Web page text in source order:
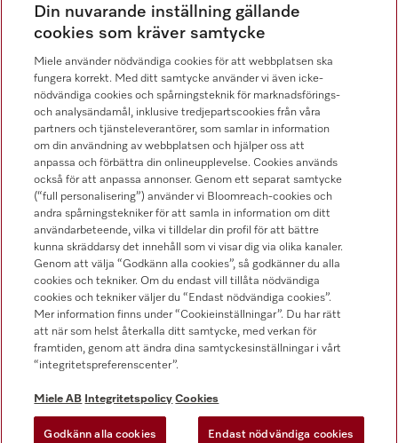
08-562 29 800
Hitta återförsäljare
Följ Miele Professional
Integritetspolicy
Allmänna villkor
Din nuvarande inställning gällande
cookies som kräver samtycke
Miele använder nödvändiga cookies för att webbplatsen ska
fungera korrekt. Med ditt samtycke använder vi även icke-
nödvändiga cookies och spårningsteknik för marknadsförings-
och analysändamål, inklusive tredjepartscookies från våra
partners och tjänsteleverantörer, som samlar in information
om din användning av webbplatsen och hjälper oss att
anpassa och förbättra din onlineupplevelse. Cookies används
också för att anpassa annonser. Genom ett separat samtycke
(“full personalisering”) använder vi Bloomreach-cookies och
andra spårningstekniker för att samla in information om ditt
användarbeteende, vilka vi tilldelar din profil för att bättre
kunna skräddarsy det innehåll som vi visar dig via olika kanaler.
Genom att välja “Godkänn alla cookies”, så godkänner du alla
cookies och tekniker. Om du endast vill tillåta nödvändiga
cookies och tekniker väljer du “Endast nödvändiga cookies”.
Mer information finns under “Cookieinställningar”. Du har rätt
att när som helst återkalla ditt samtycke, med verkan för
framtiden, genom att ändra dina samtyckesinställningar i vårt
“integritetspreferenscenter”.
Miele AB Integritetspolicy Cookies
Godkänn alla cookies Endast nödvändiga cookies